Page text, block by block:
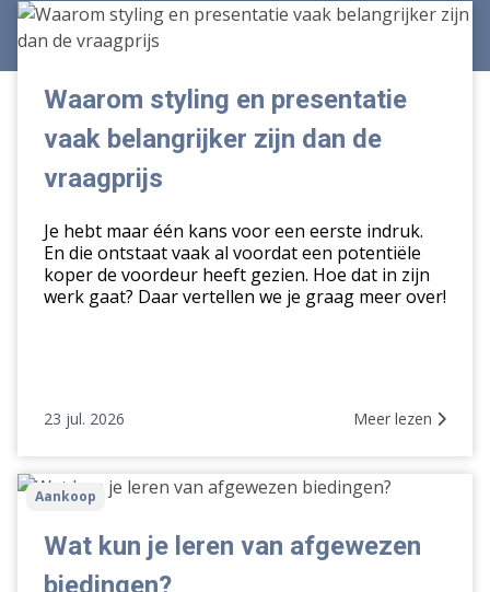
Waarom
styling
en
presentatie
belangrijker
zijn
vraagprijs
Waarom styling en presentatie
vaak belangrijker zijn dan de
vraagprijs
Je hebt maar één kans voor een eerste indruk.
En die ontstaat vaak al voordat een potentiële
koper de voordeur heeft gezien. Hoe dat in zijn
werk gaat? Daar vertellen we je graag meer over!
23 jul. 2026 Meer lezen
WatAankoop
Wat kun je leren van afgewezen
biedingen?